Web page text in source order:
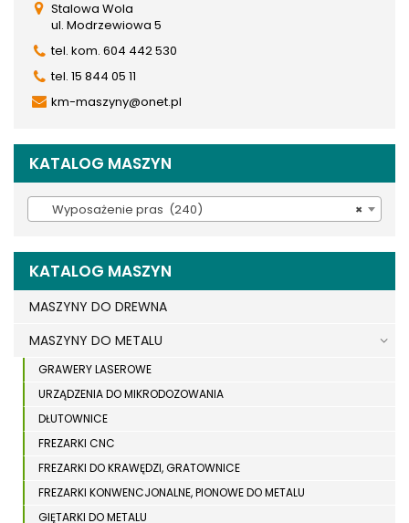
Stalowa Wola
ul. Modrzewiowa 5
tel. kom. 604 442 530
tel. 15 844 05 11
km-maszyny@onet.pl
KATALOG MASZYN
×
Wyposażenie pras (240)
KATALOG MASZYN
MASZYNY DO DREWNA
MASZYNY DO METALU
GRAWERY LASEROWE
URZĄDZENIA DO MIKRODOZOWANIA
DŁUTOWNICE
FREZARKI CNC
FREZARKI DO KRAWĘDZI, GRATOWNICE
FREZARKI KONWENCJONALNE, PIONOWE DO METALU
GIĘTARKI DO METALU